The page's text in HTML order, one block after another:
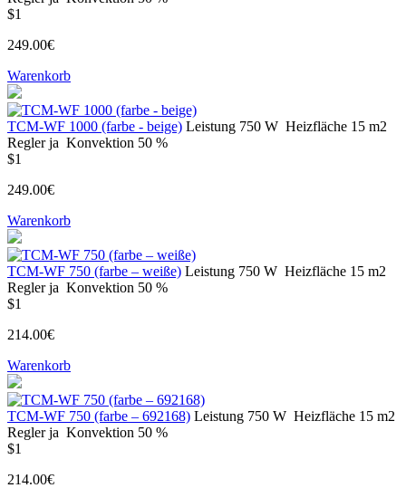
$1
249.00€
Warenkorb
ТСМ-WF 1000 (farbe - beige) Leistung 750 W Heizfläche 15 m2
Regler ja Konvektion 50 %
$1
249.00€
Warenkorb
ТСМ-WF 750 (farbe – weiße) Leistung 750 W Heizfläche 15 m2
Regler ja Konvektion 50 %
$1
214.00€
Warenkorb
ТСМ-WF 750 (farbe – 692168) Leistung 750 W Heizfläche 15 m2
Regler ja Konvektion 50 %
$1
214.00€